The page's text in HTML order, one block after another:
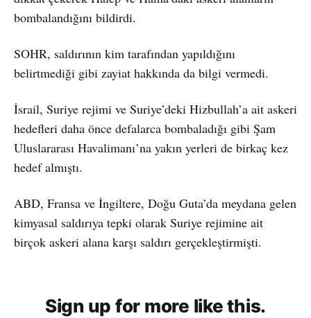
bombalandığını bildirdi.
SOHR, saldırının kim tarafından yapıldığını
belirtmediği gibi zayiat hakkında da bilgi vermedi.
İsrail, Suriye rejimi ve Suriye’deki Hizbullah’a ait askeri
hedefleri daha önce defalarca bombaladığı gibi Şam
Uluslararası Havalimanı’na yakın yerleri de birkaç kez
hedef almıştı.
ABD, Fransa ve İngiltere, Doğu Guta’da meydana gelen
kimyasal saldırıya tepki olarak Suriye rejimine ait
birçok askeri alana karşı saldırı gerçekleştirmişti.
Sign up for more like this.